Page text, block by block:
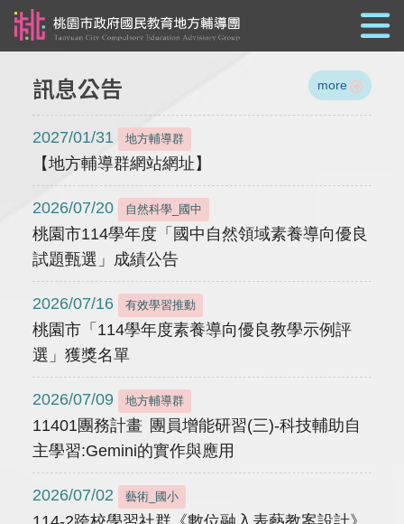
訊息公告 more
2027/01/31 地方輔導群
【地方輔導群網站網址】
2026/07/20 自然科學_國中
桃園市114學年度「國中自然領域素養導向優良
試題甄選」成績公告
2026/07/16 有效學習推動
桃園市「114學年度素養導向優良教學示例評
選」獲獎名單
2026/07/09 地方輔導群
11401團務計畫 團員增能研習(三)-科技輔助自
主學習:Gemini的實作與應用
2026/07/02 藝術_國小